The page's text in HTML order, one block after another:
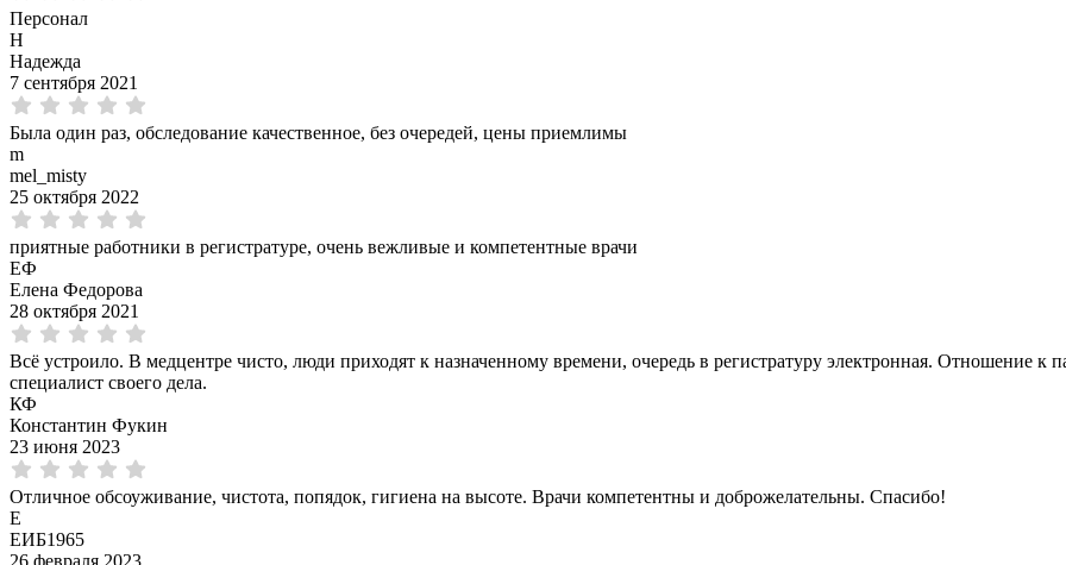
Персонал
Н
Надежда
7 сентября 2021
Была один раз, обследование качественное, без очередей, цены приемлимы
m
mel_misty
25 октября 2022
приятные работники в регистратуре, очень вежливые и компетентные врачи
ЕФ
Елена Федорова
28 октября 2021
Всё устроило. В медцентре чисто, люди приходят к назначенному времени, очередь в регистратуру электронная. Отношение к
специалист своего дела.
КФ
Константин Фукин
23 июня 2023
Отличное обсоуживание, чистота, попядок, гигиена на высоте. Врачи компетентны и доброжелательны. Спасибо!
Е
ЕИБ1965
26 февраля 2023